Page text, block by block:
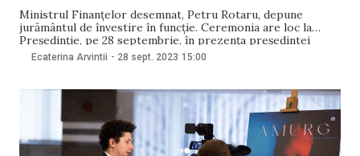
Ministrul Finanțelor desemnat, Petru Rotaru, depune
jurământul de învestire în funcție. Ceremonia are loc la
Președinție, pe 28 septembrie, în prezența președintei
Republicii Moldova, Maia Sandu. Urmăriți evenimentul în
direct pe NM. Amintim că premierul Dorin Recean l-a
de ministru al
Ecaterina Arvintii - 28 sept. 2023 15:00